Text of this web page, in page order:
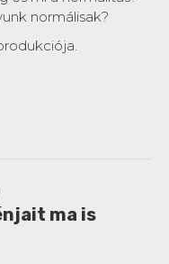
normálisak?
ma is